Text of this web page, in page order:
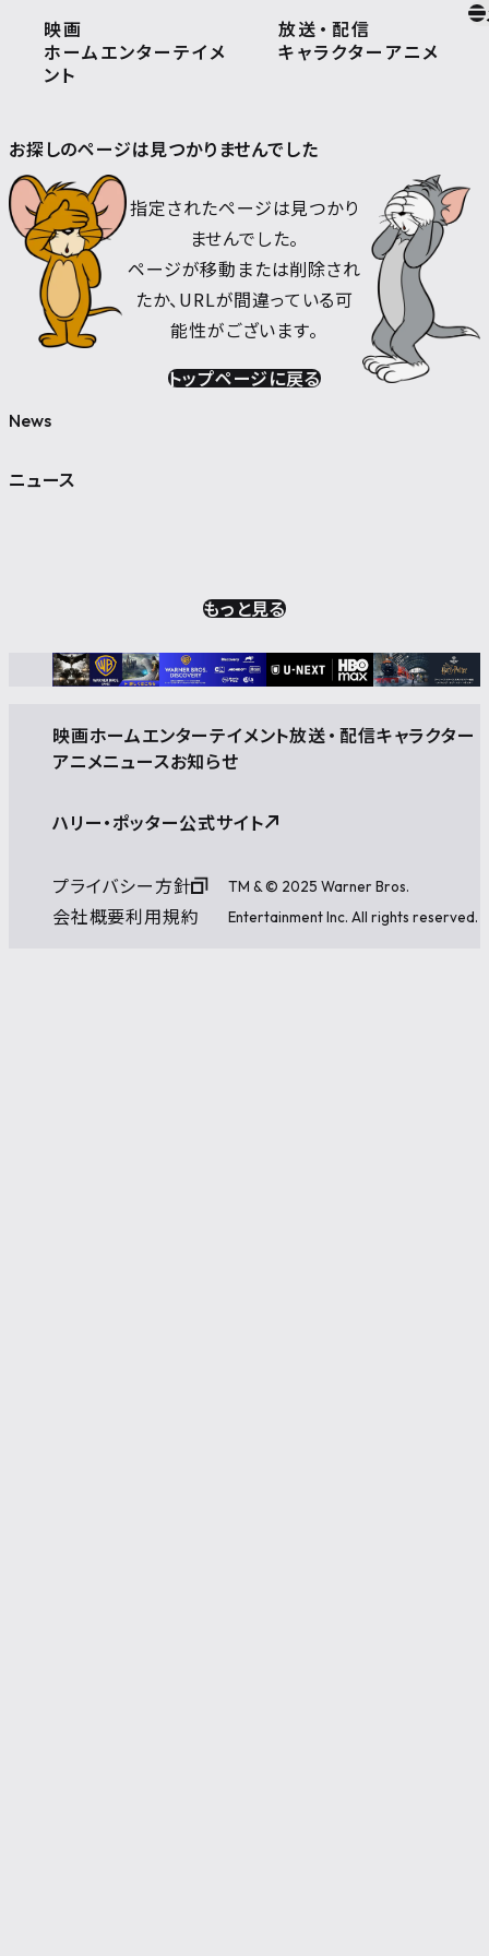
映画
ホームエンターテイメ
ント
放送 ・ 配信
キャラクター アニメ
お探しのページは見つかりませんでした
お探しのページは見つかりませんでした
指定されたページは見つかり
ませんでした。
ページが移動または削除され
たか、URLが間違っている可
能性がございます。
トップページに戻る
News
ニュース
もっと見る
映画ホームエンターテイメント放送・ 配信キャラクター
アニメニュースお知らせ
ハリー・ポッター公式サイト
プライバシー方針
会社概要利用規約
TM & © 2025 Warner Bros.
Entertainment Inc. All rights reserved.